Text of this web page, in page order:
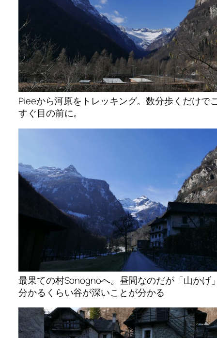
Pieeから河原をトレッキング。数分歩くだけで
すぐ目の前に。
最果ての村Sonognoへ。昼間なのだが「山かげ
分かるくらい谷が深いことが分かる